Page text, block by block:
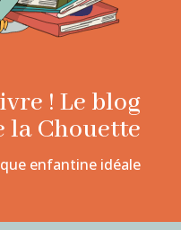
! Le blog
la Chouette
enfantine idéale